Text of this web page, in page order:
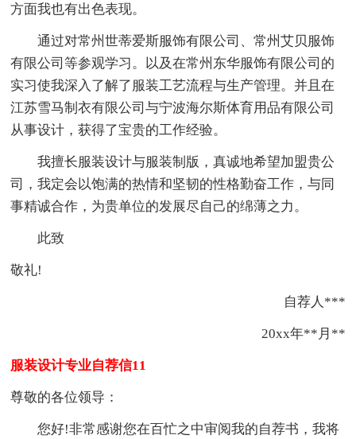
方面我也有出色表现。
通过对常州世蒂爱斯服饰有限公司、常州艾贝服饰
有限公司等参观学习。以及在常州东华服饰有限公司的
实习使我深入了解了服装工艺流程与生产管理。并且在
江苏雪马制衣有限公司与宁波海尔斯体育用品有限公司
从事设计，获得了宝贵的工作经验。
我擅长服装设计与服装制版，真诚地希望加盟贵公
司，我定会以饱满的热情和坚韧的性格勤奋工作，与同
事精诚合作，为贵单位的发展尽自己的绵薄之力。
此致
敬礼!
自荐人***
20xx年**月**
服装设计专业自荐信11
尊敬的各位领导：
您好!非常感谢您在百忙之中审阅我的自荐书，我将